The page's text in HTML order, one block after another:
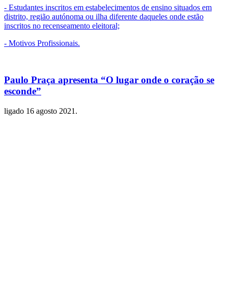
- Estudantes inscritos em estabelecimentos de ensino situados em
distrito, região autónoma ou ilha diferente daqueles onde estão
inscritos no recenseamento eleitoral;
- Motivos Profissionais.
Paulo Praça apresenta “O lugar onde o coração se
esconde”
ligado 16 agosto 2021 .